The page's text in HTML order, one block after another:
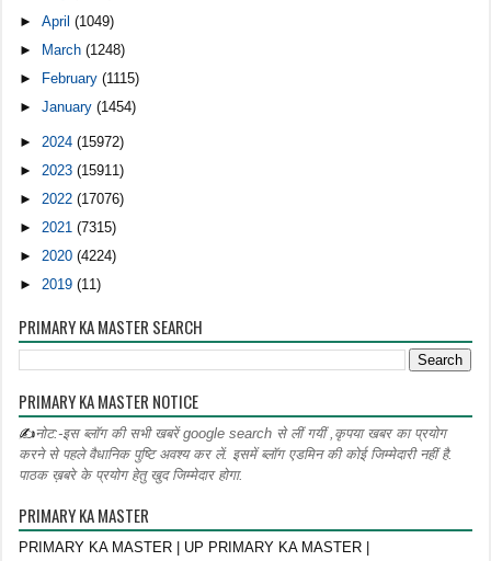
►April(1049)
►
March(1248)
►
February(1115)
►January(1454)
► 2024(15972)
► 2023(15911)
► 2022(17076)
►2021(7315)
►2020(4224)
►2019(11)
PRIMARY KA MASTER SEARCH
PRIMARY KA MASTER NOTICE
✍नोट:-इस ब्लॉग की सभी खबरें google search से लीं गयीं ,कृपया खबर का प्रयोग
करने से पहले वैधानिक पुष्टि अवश्य कर लें. इसमें ब्लॉग एडमिन की कोई जिम्मेदारी नहीं है.
पाठक ख़बरे के प्रयोग हेतु खुद जिम्मेदार होगा.
PRIMARY KA MASTER
PRIMARY KA MASTER | UP PRIMARY KA MASTER |